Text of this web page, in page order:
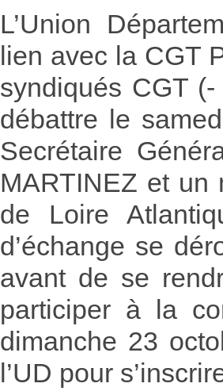
L’Union
lien avec la CGT
syndiqués CGT
débattre le
Secrétaire
MARTINEZ et un
de Loire
d’échange se
avant de se
participer à la
dimanche 23
l’UD pour